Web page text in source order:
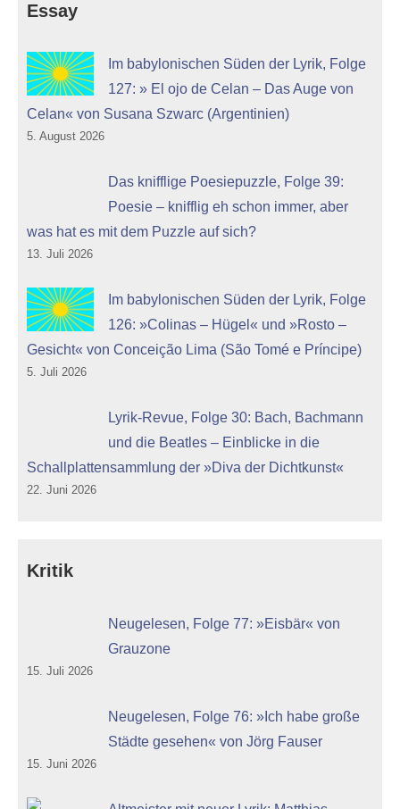
Essay
Im babylonischen Süden der Lyrik, Folge
127: » El ojo de Celan – Das Auge von
Celan« von Susana Szwarc (Argentinien)
5. August 2026
Das knifflige Poesiepuzzle, Folge 39:
Poesie – knifflig eh schon immer, aber
was hat es mit dem Puzzle auf sich?
13. Juli 2026
Im babylonischen Süden der Lyrik, Folge
126: »Colinas – Hügel« und »Rosto –
Gesicht« von Conceição Lima (São Tomé e Príncipe)
5. Juli 2026
Lyrik-Revue, Folge 30: Bach, Bachmann
und die Beatles – Einblicke in die
Schallplattensammlung der »Diva der Dichtkunst«
22. Juni 2026
Kritik
Neugelesen, Folge 77: »Eisbär« von
Grauzone
15. Juli 2026
Neugelesen, Folge 76: »Ich habe große
Städte gesehen« von Jörg Fauser
15. Juni 2026